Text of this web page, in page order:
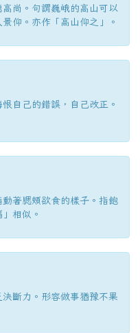
尚。句謂巍峨的高山可以
仰。亦作「高山仰之」。
自己的錯誤，自己改正。
著腮頰欲食的樣子。指飽
相似。
斷力。形容做事猶豫不果